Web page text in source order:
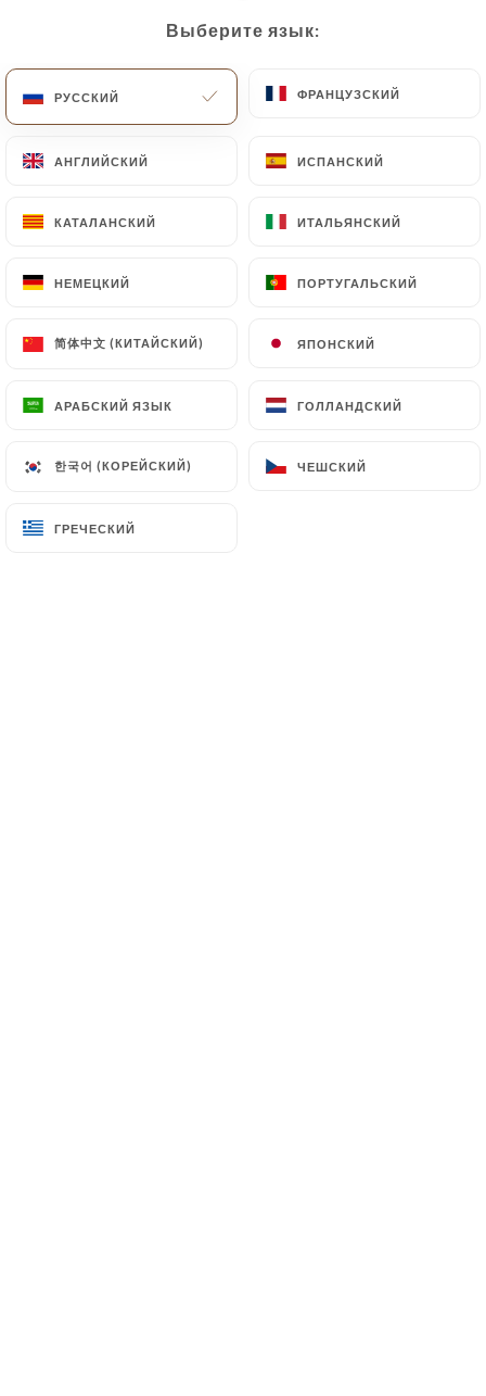
Выберите язык:
РУССКИЙ ФРАНЦУЗСКИЙ
АНГЛИЙСКИЙ ИСПАНСКИЙ
КАТАЛАНСКИЙ ИТАЛЬЯНСКИЙ
НЕМЕЦКИЙ ПОРТУГАЛЬСКИЙ
简体中文 (КИТАЙСКИЙ) ЯПОНСКИЙ
АРАБСКИЙ ЯЗЫК ГОЛЛАНДСКИЙ
한국어 (КОРЕЙСКИЙ) ЧЕШСКИЙ
ГРЕЧЕСКИЙ
Выберите язык:
РУССКИЙ ФРАНЦУЗСКИЙ
АНГЛИЙСКИЙ ИСПАНСКИЙ
КАТАЛАНСКИЙ ИТАЛЬЯНСКИЙ
НЕМЕЦКИЙ ПОРТУГАЛЬСКИЙ
简体中文 (КИТАЙСКИЙ) ЯПОНСКИЙ
АРАБСКИЙ ЯЗЫК ГОЛЛАНДСКИЙ
한국어 (КОРЕЙСКИЙ) ЧЕШСКИЙ
ГРЕЧЕСКИЙ